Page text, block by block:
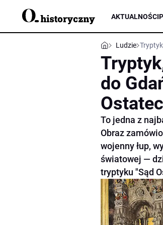
AKTUALNOŚCI
Ludzie
do
To jedna z
Obraz
wojenny łup,
światowej —
tryptyku "Sąd